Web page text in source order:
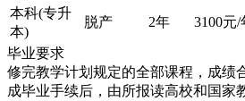
本科(专升
本)
脱产 2年 3100元/
毕业要求
修完教学计划规定的全部课程，成绩
成毕业手续后，由所报读高校和国家